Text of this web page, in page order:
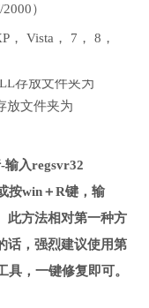
）
， Vista， 7， 8，
存放文件夹为
放文件夹为
输入regsvr32
按win＋R键，输
此方法相对第一种方
话，强烈建议使用第
，一键修复即可。